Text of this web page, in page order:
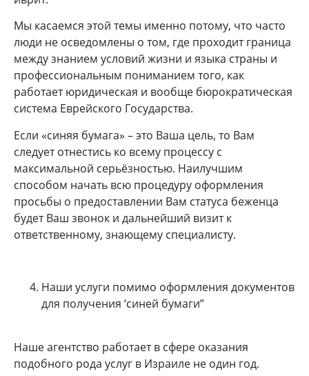
Мы касаемся этой темы именно потому, что часто
люди не осведомлены о том, где проходит граница
между знанием условий жизни и языка страны и
профессиональным пониманием того, как
работает юридическая и вообще бюрократическая
система Еврейского Государства.
Если «синяя бумага» – это Ваша цель, то Вам
следует отнестись ко всему процессу с
максимальной серьёзностью. Наилучшим
способом начать всю процедуру оформления
просьбы о предоставлении Вам статуса беженца
будет Ваш звонок и дальнейший визит к
ответственному, знающему специалисту.
Наши услуги помимо оформления документов
для получения ‘синей бумаги”
Наше агентство работает в сфере оказания
подобного рода услуг в Израиле не один год.